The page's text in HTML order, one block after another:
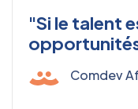
"Si le talent
Comdev